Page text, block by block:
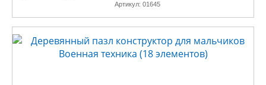
Артикул: 01645